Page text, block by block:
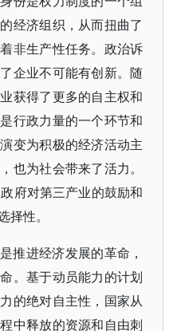
经济组织，从而扭曲了
非生产性任务。政治诉
企业不可能有创新。随
获得了更多的自主权和
行政力量的一个环节和
变为积极的经济活动主
也为社会带来了活力。
府对第三产业的鼓励和
性。
推进经济发展的革命，
。基于动员能力的计划
的绝对自主性，国家从
中释放的资源和自由刺